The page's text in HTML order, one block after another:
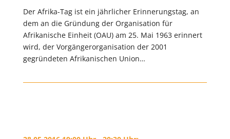
Der Afrika-Tag ist ein jährlicher Erinnerungstag, an
dem an die Gründung der Organisation für
Afrikanische Einheit (OAU) am 25. Mai 1963 erinnert
wird, der Vorgängerorganisation der 2001
gegründeten Afrikanischen Union…